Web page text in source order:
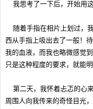
我思考了一下后，开始用
随着手指在相片上划过，
西从手指上吸出去了一般！
我的血液，而我也略微感觉
只是这种程度的要求，就能
第二天，我怀着忐忑的心
周围人向我传来的奇怪目光